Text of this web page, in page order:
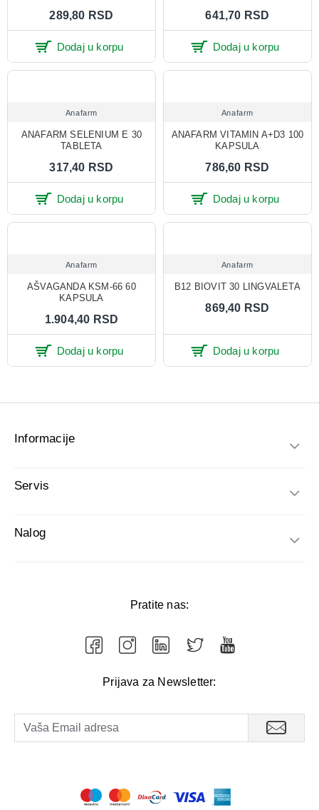
289,80 RSD
Dodaj u korpu
641,70 RSD
Dodaj u korpu
Anafarm
ANAFARM SELENIUM E 30
TABLETA
317,40 RSD
Dodaj u korpu
Anafarm
ANAFARM VITAMIN A+D3 100
KAPSULA
786,60 RSD
Dodaj u korpu
Anafarm
AŠVAGANDA KSM-66 60
KAPSULA
1.904,40 RSD
Dodaj u korpu
Anafarm
B12 BIOVIT 30 LINGVALETA
869,40 RSD
Dodaj u korpu
Informacije
Servis
Nalog
Pratite nas:
Prijava za Newsletter: